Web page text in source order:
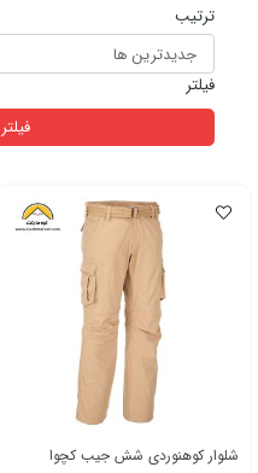
ترتیب
فیلتر
شلوار کوهنوردی شش جیب کچوا